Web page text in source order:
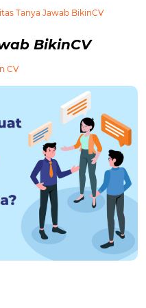
Tanya Jawab BikinCV
BikinCV
CV